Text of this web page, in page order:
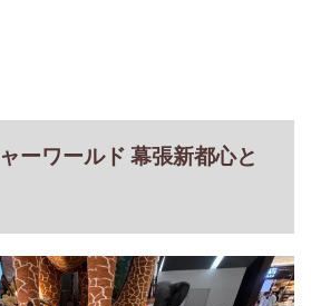
ーワールド 幕張新都心と